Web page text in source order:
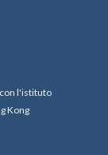
l'istituto
Kong